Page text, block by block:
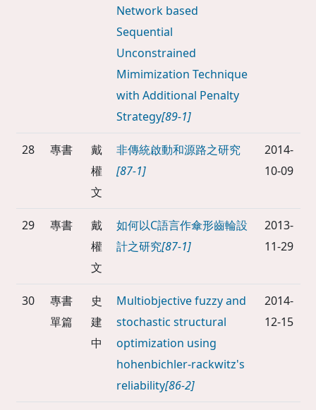
Network based
Sequential
Unconstrained
Mimimization Technique
with Additional Penalty
Strategy[89-1]
28 專書
戴
權
文
非傳統啟動和源路之研究
[87-1]
2014-
10-09
29 專書
戴
權
文
如何以C語言作傘形齒輪設
計之研究[87-1]
2013-
11-29
30
專書
單篇
史
建
中
Multiobjective fuzzy and
stochastic structural
optimization using
hohenbichler-rackwitz's
reliability[86-2]
2014-
12-15